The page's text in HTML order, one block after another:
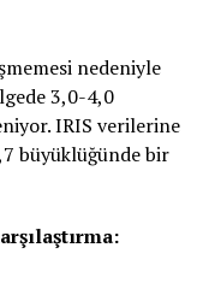
nedeniyle
3,0-4,0
IRIS verilerine
büyüklüğünde bir